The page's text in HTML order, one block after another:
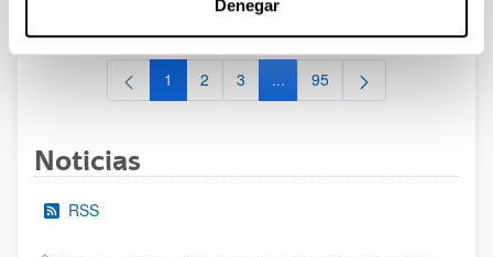
Denegar
al 30/07/2026 (ambos incluídos)
Página
1 Página
2 Página
3 ...Páginas intermedias Use TAB
Página
95
Noticias
RSS